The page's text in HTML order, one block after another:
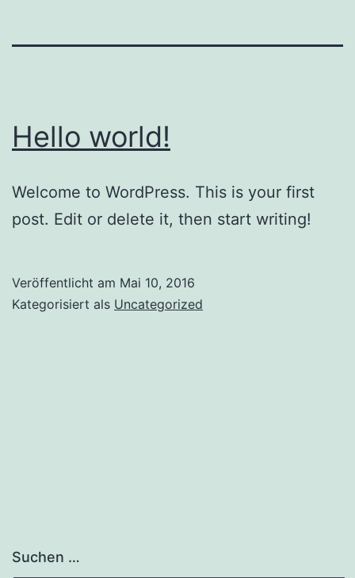
Hello world!
Welcome to WordPress. This is your first
post. Edit or delete it, then start writing!
Veröffentlicht am Mai 10, 2016
Kategorisiert als Uncategorized
Suchen …